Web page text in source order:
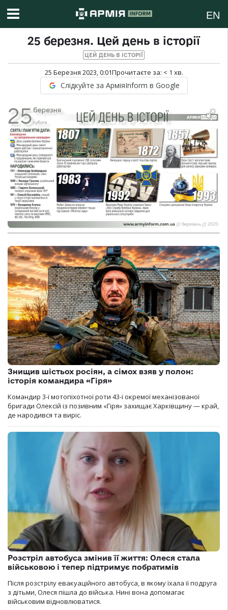
EN
25 березня. Цей день в історії
ЦЕЙ ДЕНЬ В ІСТОРІЇ
25 Березня 2023, 0:01Прочитаєте за: < 1 хв.
Слідкуйте за АрміяInform в Google
Знищив шістьох росіян, а сімох взяв у полон:
історія командира «Гіря»
Командир 3-ї мотопіхотної роти 43-ї окремої механізованої
бригади Олексій із позивним «Гіря» захищає Харківщину — край,
де народився та виріс.
Розстріл автобуса змінив її життя: Олеся стала
військовою і тепер підтримує побратимів
Після розстрілу евакуаційного автобуса, в якому їхала її подруга
з дітьми, Олеся пішла до війська. Нині вона допомагає
військовим відновлюватися.